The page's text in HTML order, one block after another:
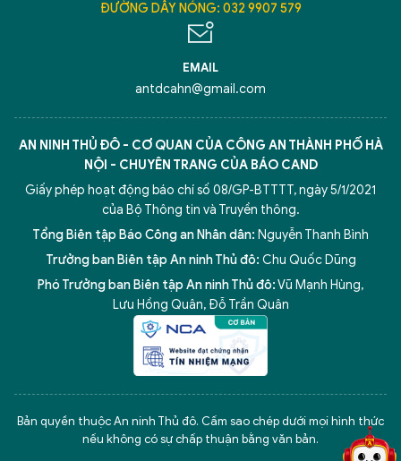
ĐƯỜNG DÂY NÓNG: 032 9907 579
EMAIL
antdcahn@gmail.com
AN NINH THỦ ĐÔ - CƠ QUAN CỦA CÔNG AN THÀNH PHỐ HÀ
NỘI - CHUYÊN TRANG CỦA BÁO CAND
Giấy phép hoạt động báo chí số 08/GP-BTTTT, ngày 5/1/2021
của Bộ Thông tin và Truyền thông.
Tổng Biên tập Báo Công an Nhân dân: Nguyễn Thanh Bình
Trưởng ban Biên tập An ninh Thủ đô: Chu Quốc Dũng
Phó Trưởng ban Biên tập An ninh Thủ đô:Vũ Mạnh Hùng,
Lưu Hồng Quân, Đỗ Trần Quân
Bản quyền thuộc An ninh Thủ đô. Cấm sao chép dưới mọi hình thức
nếu không có sự chấp thuận bằng văn bản.
5 điểm nghẽn của Hà Nội giải pháp xử lý điểm nghẽn của